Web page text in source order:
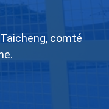
comté